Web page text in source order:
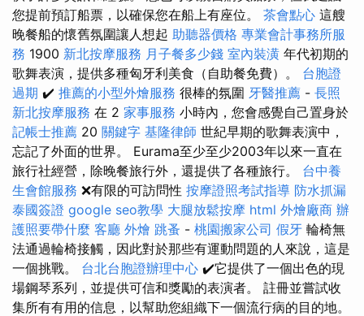
您提前預訂船票，以確保您在船上有座位。 茶會點心 這艘
晚餐船的懷舊氛圍讓人想起 助聽器價格 專業會計事務所服
務 1900 新北按摩服務 月子餐多少錢 室內裝潢 年代初期的
歌舞表演，提供多種匈牙利美食（自助餐免費）。 台胞證
過期 ✔️ 推薦的小型外燴服務 很棒的氛圍 牙醫推薦 - 長照
新北按摩服務 在 2 家事服務 小時內，您會感覺自己置身於
記帳士推薦 20 關鍵字 基隆律師 世紀早期的歌舞表演中，
忘記了外面的世界。 Eurama至少至少2003年以來一直在
旅行社經營，除晚餐旅行外，還提供了各種旅行。 台中養
生會館服務 ❌有限的可訪問性 按摩證照考試指導 防水抓漏
泰國簽證 google seo教學 大腿放鬆按摩 html 外燴廠商 辦
護照要帶什麼 客廳 外燴 跳蚤 - 桃園搬家公司 假牙 輪椅無
法通過輪椅接觸，因此對於那些有運動問題的人來說，這是
一個挑戰。 台北台胞證辦理中心 ✔️它提供了一個出色的現
場鋼琴系列，並提供可信和獎勵的表演者。 註冊並嘗試收
集所有有用的信息，以幫助您組織下一個流行病的目的地。